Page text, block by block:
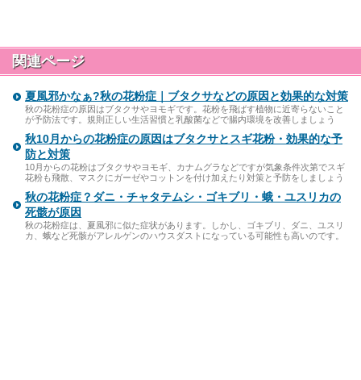
関連ページ
夏風邪かなぁ?秋の花粉症｜ブタクサなどの原因と効果的な対策
秋の花粉症の原因はブタクサやヨモギです。花粉を飛ばす植物に近寄らないこと
が予防法です。規則正しい生活習慣と乳酸菌などで腸内環境を改善しましょう
秋10月からの花粉症の原因はブタクサとスギ花粉・効果的な予
防と対策
10月からの花粉はブタクサやヨモギ、カナムグラなどですが気象条件次第でスギ
花粉も飛散、マスクにガーゼやコットンを付け加えたり対策と予防をしましょう
秋の花粉症？ダニ・チャタテムシ・ゴキブリ・蛾・ユスリカの
死骸が原因
秋の花粉症は、夏風邪に似た症状があります。しかし、ゴキブリ、ダニ、ユスリ
カ、蛾など死骸がアレルゲンのハウスダストになっている可能性も高いのです。